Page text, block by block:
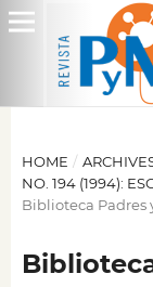
HOME /
NO. 194 (1994):
Biblioteca Padres